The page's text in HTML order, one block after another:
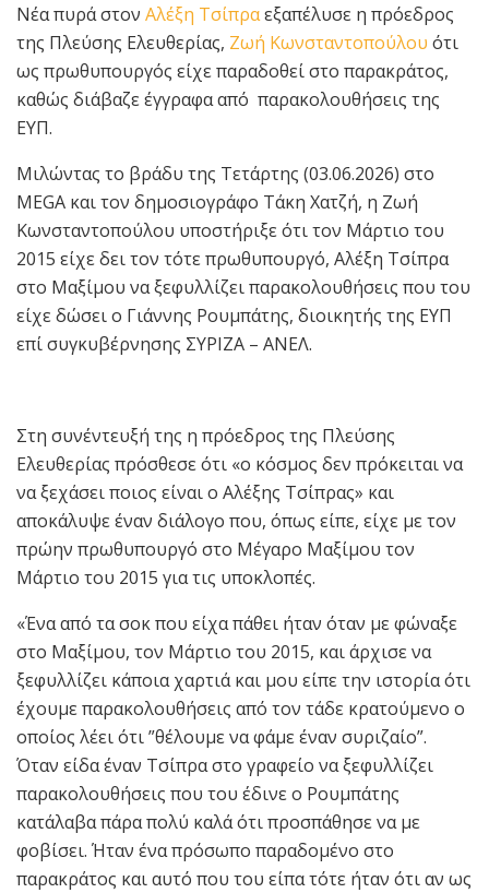
Νέα πυρά στον Αλέξη Τσίπραεξαπέλυσε η πρόεδρος
της Πλεύσης Ελευθερίας, Ζωή Κωνσταντοπούλου ότι
ως πρωθυπουργός είχε παραδοθεί στο παρακράτος,
καθώς διάβαζε έγγραφα από παρακολουθήσεις της
ΕΥΠ.
Μιλώντας το βράδυ της Τετάρτης (03.06.2026) στο
MEGA και τον δημοσιογράφο Τάκη Χατζή, η Ζωή
Κωνσταντοπούλου υποστήριξε ότι τον Μάρτιο του
2015 είχε δει τον τότε πρωθυπουργό, Αλέξη Τσίπρα
στο Μαξίμου να ξεφυλλίζει παρακολουθήσεις που του
είχε δώσει ο Γιάννης Ρουμπάτης, διοικητής της ΕΥΠ
επί συγκυβέρνησης ΣΥΡΙΖΑ – ΑΝΕΛ.
Στη συνέντευξή της η πρόεδρος της Πλεύσης
Ελευθερίας πρόσθεσε ότι «ο κόσμος δεν πρόκειται να
να ξεχάσει ποιος είναι ο Αλέξης Τσίπρας» και
αποκάλυψε έναν διάλογο που, όπως είπε, είχε με τον
πρώην πρωθυπουργό στο Μέγαρο Μαξίμου τον
Μάρτιο του 2015 για τις υποκλοπές.
«Ένα από τα σοκ που είχα πάθει ήταν όταν με φώναξε
στο Μαξίμου, τον Μάρτιο του 2015, και άρχισε να
ξεφυλλίζει κάποια χαρτιά και μου είπε την ιστορία ότι
έχουμε παρακολουθήσεις από τον τάδε κρατούμενο ο
οποίος λέει ότι ”θέλουμε να φάμε έναν συριζαίο”.
Όταν είδα έναν Τσίπρα στο γραφείο να ξεφυλλίζει
παρακολουθήσεις που του έδινε ο Ρουμπάτης
κατάλαβα πάρα πολύ καλά ότι προσπάθησε να με
φοβίσει. Ήταν ένα πρόσωπο παραδομένο στο
παρακράτος και αυτό που του είπα τότε ήταν ότι αν ως